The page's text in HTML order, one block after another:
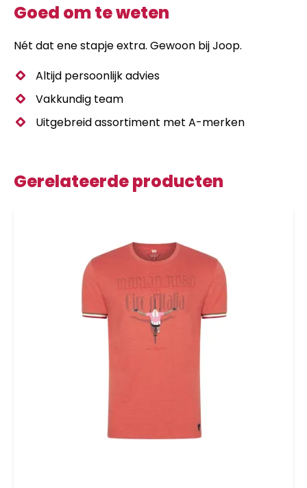
Goed om te weten
Nét dat ene stapje extra. Gewoon bij Joop.
Altijd persoonlijk advies
Vakkundig team
Uitgebreid assortiment met A-merken
Gerelateerde producten